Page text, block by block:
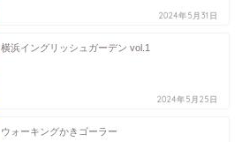
2024年5月31日
横浜イングリッシュガーデン vol.1
2024年5月25日
ウォーキングかきゴーラー